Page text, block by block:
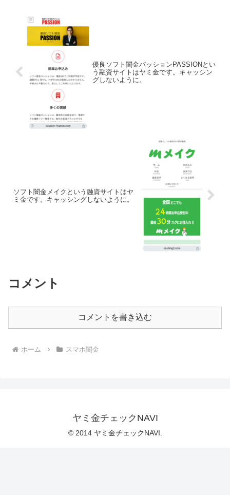
優良ソフト闇金パッションPASSIONとい
う融資サイトはヤミ金です。キャッシン
グしないように。
ソフト闇金メイクという融資サイトはヤ
ミ金です。キャッシングしないように。
コメント
コメントを書き込む
ホーム スマホ闇金
ヤミ金チェックNAVI
© 2014 ヤミ金チェックNAVI.